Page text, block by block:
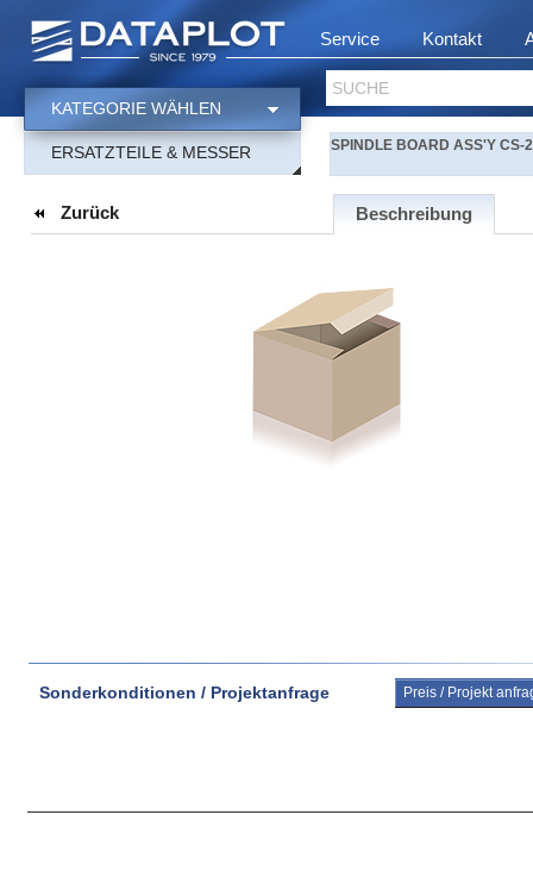
Service Kontakt
SUCHE
KATEGORIE WÄHLEN
ERSATZTEILE & MESSER SPINDLE BOARD ASS'Y CS-
Zurück Beschreibung
Sonderkonditionen / Projektanfrage Preis / Projekt